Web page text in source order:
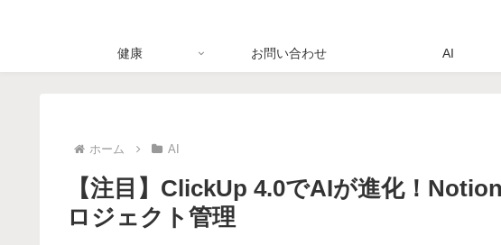
健康 お問い合わせ AI
ホーム AI
【注目】ClickUp 4.0でAIが進化！
ロジェクト管理